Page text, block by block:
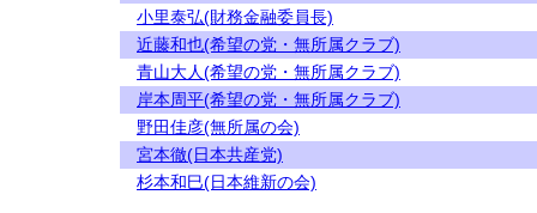
小里泰弘(財務金融委員長)
近藤和也(希望の党・無所属クラブ)
青山大人(希望の党・無所属クラブ)
岸本周平(希望の党・無所属クラブ)
野田佳彦(無所属の会)
宮本徹(日本共産党)
杉本和巳(日本維新の会)